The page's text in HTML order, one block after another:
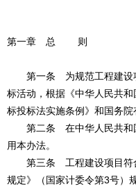
第一章 总 则
第一条 为规范工程建设项
标活动，根据《中华人民共
标投标法实施条例》和国务院
第二条 在中华人民共和国
用本办法。
第三条 工程建设项目符合
规定》（国家计委令第3号）